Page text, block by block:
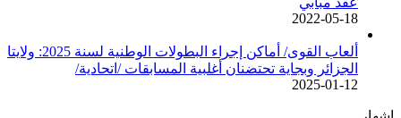
2022-05-18
ألعاب القوى/ أماكن إجراء البطولات الوطنية لسنة 2025: ولايتا
الجزائر وبجاية تحتضنان أغلبية المسابقات /اتحادية/
2025-01-12